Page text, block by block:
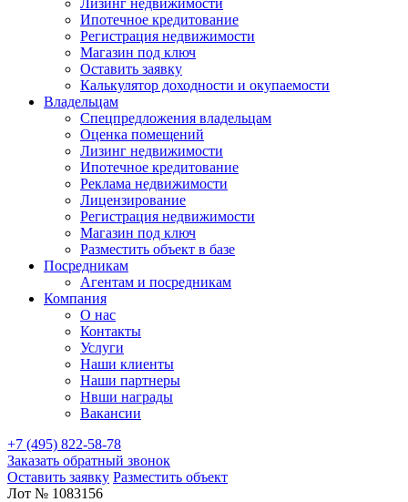
Лизинг недвижимости
Ипотечное кредитование
Регистрация недвижимости
Магазин под ключ
Оставить заявку
Калькулятор доходности и окупаемости
Владельцам
Спецпредложения владельцам
Оценка помещений
Лизинг недвижимости
Ипотечное кредитование
Реклама недвижимости
Лицензирование
Регистрация недвижимости
Магазин под ключ
Разместить объект в базе
Посредникам
Агентам и посредникам
Компания
О нас
Контакты
Услуги
Наши клиенты
Наши партнеры
Нвши награды
Вакансии
+7 (495) 822-58-78
Заказать обратный звонок
Оставить заявку Разместить объект
Лот № 1083156